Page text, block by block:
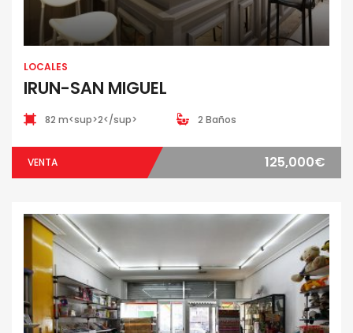
LOCALES
IRUN-SAN MIGUEL
82 m<sup>2</sup> 2 Baños
VENTA 125,000€